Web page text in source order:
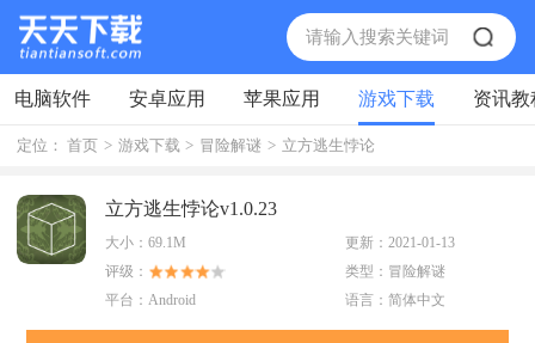
电脑软件 安卓应用 苹果应用 游戏下载 资讯教
定位： 首页 > 游戏下载 > 冒险解谜 > 立方逃生悖论
立方逃生悖论v1.0.23
大小： 69.1M 更新： 2021-01-13
评级：
类型： 冒险解谜
平台： Android 语言： 简体中文